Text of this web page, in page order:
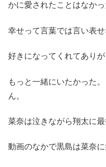
かに愛されたことはなかっ
幸せって言葉では言い表
好きになってくれてありが
もっと一緒にいたかった
ん。
菜奈は泣きながら翔太に最
動画のなかで黒島は菜奈に